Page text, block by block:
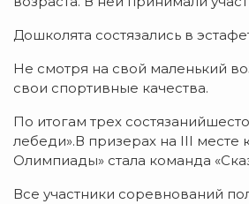
Дошколята состязались в
Не смотря на свой маленький
свои спортивные качества.
По итогам трех
лебеди».В призерах на III месте
Олимпиады» стала команда
Все участники соревнований